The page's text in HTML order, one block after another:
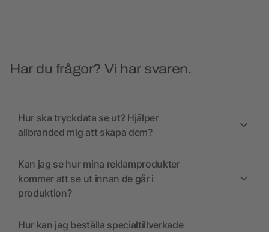
Har du frågor? Vi har svaren.
Hur ska tryckdata se ut? Hjälper
allbranded mig att skapa dem?
Kan jag se hur mina reklamprodukter
kommer att se ut innan de går i
produktion?
Hur kan jag beställa specialtillverkade